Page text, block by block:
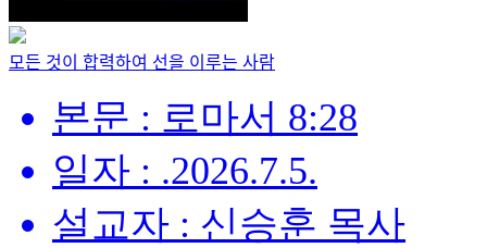
모든 것이 합력하여 선을 이루는 사람
본문 : 로마서 8:28
일자 : .2026.7.5.
설교자 : 신승훈 목사